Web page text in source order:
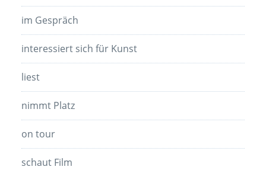
im Gespräch
interessiert sich für Kunst
liest
nimmt Platz
on tour
schaut Film